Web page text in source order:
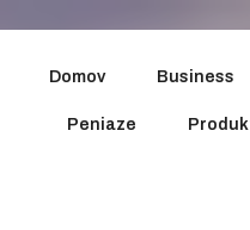
Domov Business
Peniaze